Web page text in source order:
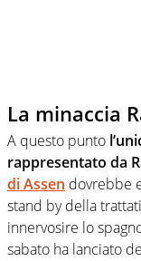
La minaccia
A questo punto
rappresentato da
di Assen dovrebbe
stand by della
innervosire lo
sabato ha lanciato